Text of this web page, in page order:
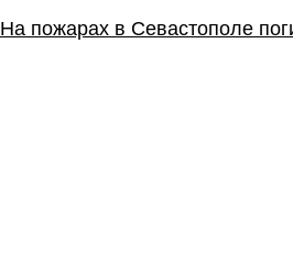
На пожарах в Севастополе